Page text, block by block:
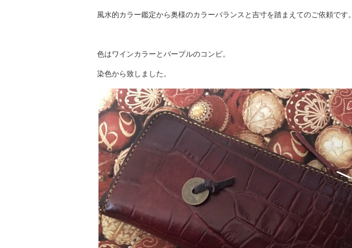
風水的カラー鑑定から奥様のカラーバランスと吉寸を踏まえてのご依頼です。
色はワインカラーとパープルのコンビ。
染色から致しました。